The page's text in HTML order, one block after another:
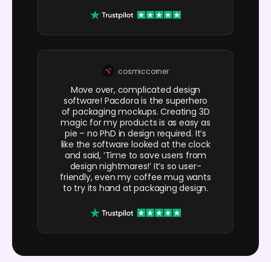
cosmiccorner
Move over, complicated design
software! Pacdora is the superhero
of packaging mockups. Creating 3D
magic for my products is as easy as
pie – no PhD in design required. It’s
like the software looked at the clock
and said, ‘Time to save users from
design nightmares!’ It’s so user-
friendly, even my coffee mug wants
to try its hand at packaging design.